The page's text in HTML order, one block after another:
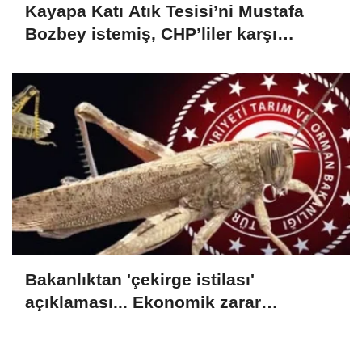
Kayapa Katı Atık Tesisi’ni Mustafa
Bozbey istemiş, CHP’liler karşı
Bakanlıktan 'çekirge istilası'
açıklaması... Ekonomik zarar